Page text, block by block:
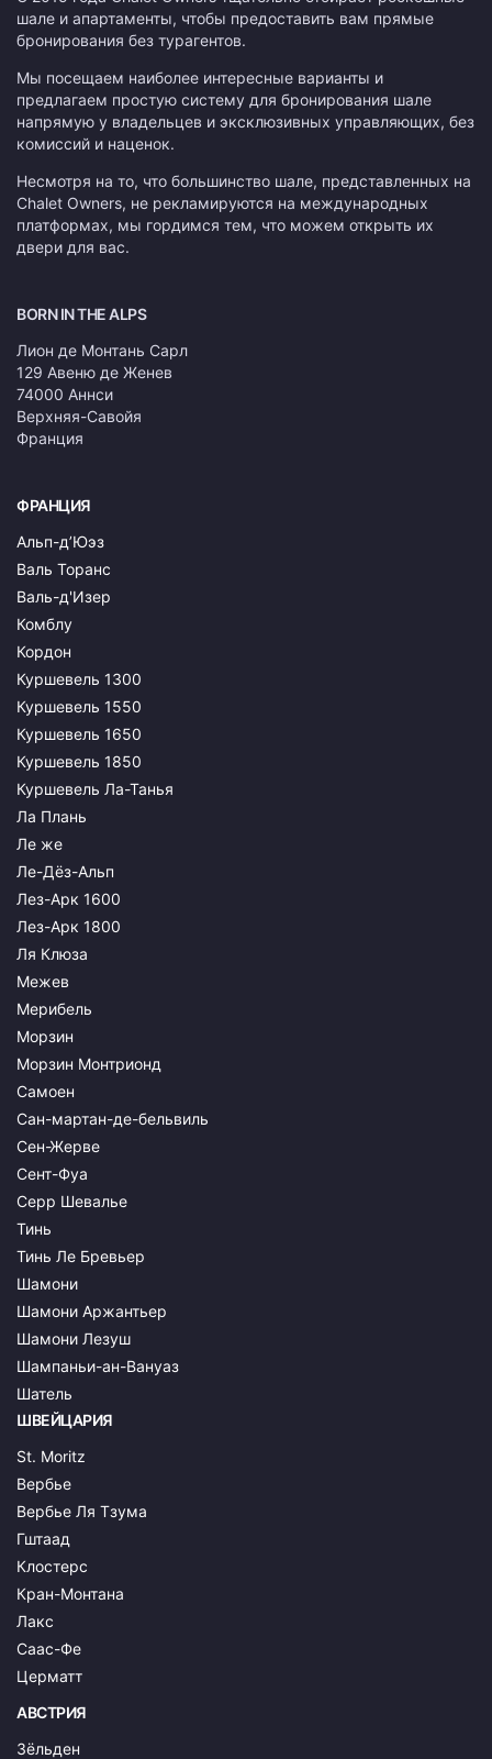
шале и апартаменты, чтобы предоставить вам прямые
бронирования без турагентов.
Мы посещаем наиболее интересные варианты и
предлагаем простую систему для бронирования шале
напрямую у владельцев и эксклюзивных управляющих, без
комиссий и наценок.
Несмотря на то, что большинство шале, представленных на
Chalet Owners, не рекламируются на международных
платформах, мы гордимся тем, что можем открыть их
двери для вас.
BORN IN THE ALPS
Лион де Монтань Сарл
129 Авеню де Женев
74000 Аннси
Верхняя-Савойя
Франция
ФРАНЦИЯ
Альп-д’Юэз
Валь Торанс
Валь-д'Изер
Комблу
Кордон
Куршевель 1300
Куршевель 1550
Куршевель 1650
Куршевель 1850
Куршевель Ла-Танья
Ла Плань
Ле же
Ле-Дёз-Альп
Лез-Арк 1600
Лез-Арк 1800
Ля Клюза
Межев
Мерибель
Морзин
Морзин Монтрионд
Самоен
Сан-мартан-де-бельвиль
Сен-Жерве
Сент-Фуа
Серр Шевалье
Тинь
Тинь Ле Бревьер
Шамони
Шамони Аржантьер
Шамони Лезуш
Шампаньи-ан-Вануаз
Шатель
ШВЕЙЦАРИЯ
St. Moritz
Вербье
Вербье Ля Тзума
Гштаад
Клостерс
Кран-Монтана
Лакс
Саас-Фе
Церматт
АВСТРИЯ
Зёльден